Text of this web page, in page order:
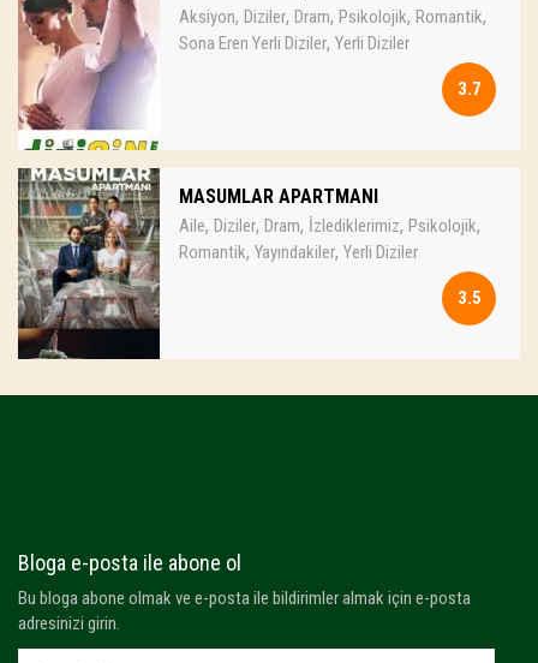
Aksiyon, Diziler, Dram, Psikolojik, Romantik,
Sona Eren Yerli Diziler, Yerli Diziler
3.7
MASUMLAR APARTMANI
Aile, Diziler, Dram, İzlediklerimiz, Psikolojik,
Romantik, Yayındakiler, Yerli Diziler
3.5
Bloga e-posta ile abone ol
Bu bloga abone olmak ve e-posta ile bildirimler almak için e-posta
adresinizi girin.